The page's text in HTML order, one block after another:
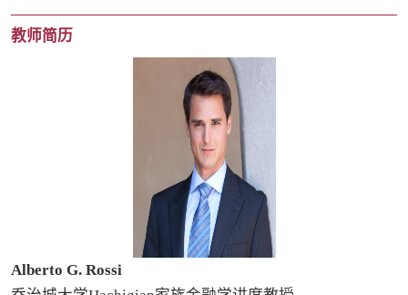
教师简历
Alberto G. Rossi